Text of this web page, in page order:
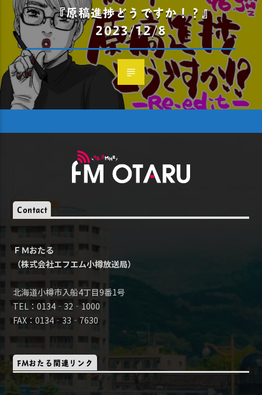
『原稿進捗どうですか！？』
2023/12/8
Contact
ＦＭおたる
（株式会社エフエム小樽放送局）
北海道小樽市入船4丁目9番1号
TEL：0134‐32‐1000
FAX：0134‐33‐7630
FMおたる関連リンク